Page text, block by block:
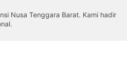
Nusa Tenggara Barat. Kami hadir